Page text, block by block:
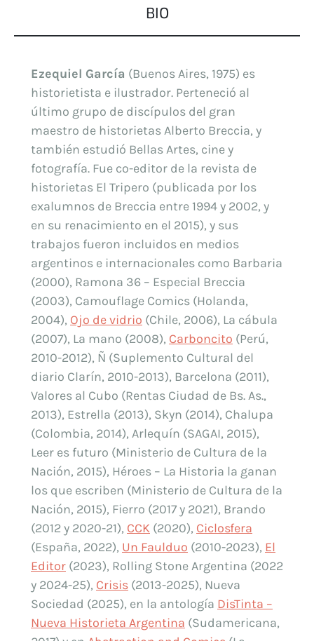
BIO
Ezequiel García (Buenos Aires, 1975) es
historietista e ilustrador. Perteneció al
último grupo de discípulos del gran
maestro de historietas Alberto Breccia, y
también estudió Bellas Artes, cine y
fotografía. Fue co-editor de la revista de
historietas El Tripero (publicada por los
exalumnos de Breccia entre 1994 y 2002, y
en su renacimiento en el 2015), y sus
trabajos fueron incluidos en medios
argentinos e internacionales como Barbaria
(2000), Ramona 36 – Especial Breccia
(2003), Camouflage Comics (Holanda,
2004), Ojo de vidrio (Chile, 2006), La cábula
(2007), La mano (2008), Carboncito (Perú,
2010-2012), Ñ (Suplemento Cultural del
diario Clarín, 2010-2013), Barcelona (2011),
Valores al Cubo (Rentas Ciudad de Bs. As.,
2013), Estrella (2013), Skyn (2014), Chalupa
(Colombia, 2014), Arlequín (SAGAI, 2015),
Leer es futuro (Ministerio de Cultura de la
Nación, 2015), Héroes – La Historia la ganan
los que escriben (Ministerio de Cultura de la
Nación, 2015), Fierro (2017 y 2021), Brando
(2012 y 2020-21), CCK (2020), Ciclosfera
(España, 2022), Un Faulduo (2010-2023), El
Editor (2023), Rolling Stone Argentina (2022
y 2024-25), Crisis (2013-2025), Nueva
Sociedad (2025), en la antología DisTinta –
Nueva Historieta Argentina (Sudamericana,